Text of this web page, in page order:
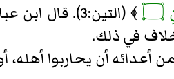
﴾ (التين:3).
في ذلك.
أعدائه أن يحاربوا أهله،